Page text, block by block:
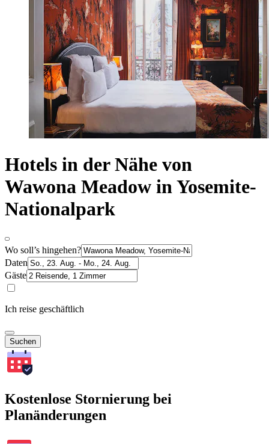
Hotels in der Nähe von
Wawona Meadow in Yosemite-
Nationalpark
Wo soll’s hingehen?
Daten
Gäste
Ich reise geschäftlich
Suchen
Kostenlose Stornierung bei
Planänderungen